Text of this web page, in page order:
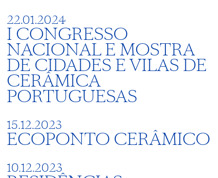
22.01.2024
I CONGRESSO
NACIONAL E MOSTRA
DE CIDADES E VILAS DE
CERÂMICA
PORTUGUESAS
15.12.2023
ECOPONTO CERÂMICO
10.12.2023